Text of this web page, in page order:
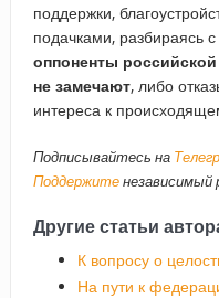
поддержки,
подачками, разбираясь
оппоненты
не замечают, либо
интереса к
Подписывайтесь на
Поддержитенезависимый
Другие статьи
К вопросу о
На пути к